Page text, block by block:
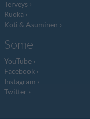
Terveys
Ruoka
Koti & Asuminen
Some
YouTube
Facebook
Instagram
Twitter